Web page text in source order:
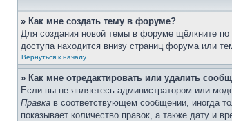
» Как мне создать тему в форуме?
Для создания новой темы в форуме щёлкните по
доступа находится внизу страниц форума или
Вернуться к началу
» Как мне отредактировать или удалить
Если вы не являетесь администратором или
Правка в соответствующем сообщении, иногда
показывает количество правок, а также дату и